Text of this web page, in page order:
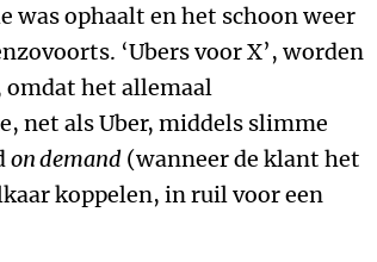
was ophaalt en het schoon weer
‘Ubers voor X’, worden
het allemaal
net als Uber, middels slimme
on demand (wanneer de klant het
koppelen, in ruil voor een